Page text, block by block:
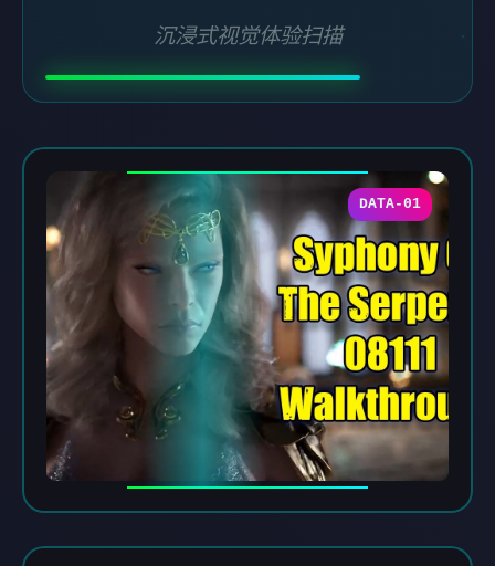
沉浸式视觉体验扫描
DATA-01